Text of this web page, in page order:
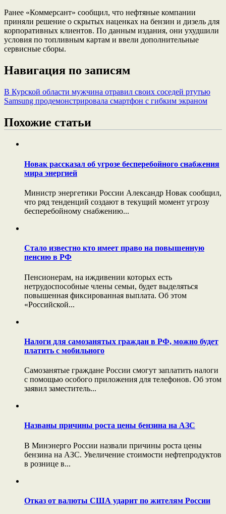
Ранее «Коммерсант» сообщил, что нефтяные компании
приняли решение о скрытых наценках на бензин и дизель для
корпоративных клиентов. По данным издания, они ухудшили
условия по топливным картам и ввели дополнительные
сервисные сборы.
Навигация по записям
В Курской области мужчина отравил своих соседей ртутью
Samsung продемонстрировала смартфон с гибким экраном
Похожие статьи
Новак рассказал об угрозе бесперебойного снабжения
мира энергией
Министр энергетики России Александр Новак сообщил,
что ряд тенденций создают в текущий момент угрозу
бесперебойному снабжению...
Стало известно кто имеет право на повышенную
пенсию в РФ
Пенсионерам, на иждивении которых есть
нетрудоспособные члены семьи, будет выделяться
повышенная фиксированная выплата. Об этом
«Российской...
Налоги для самозанятых граждан в РФ, можно будет
платить с мобильного
Самозанятые граждане России смогут заплатить налоги
с помощью особого приложения для телефонов. Об этом
заявил заместитель...
Названы причины роста цены бензина на АЗС
В Минэнерго России назвали причины роста цены
бензина на АЗС. Увеличение стоимости нефтепродуктов
в рознице в...
Отказ от валюты США ударит по жителям России